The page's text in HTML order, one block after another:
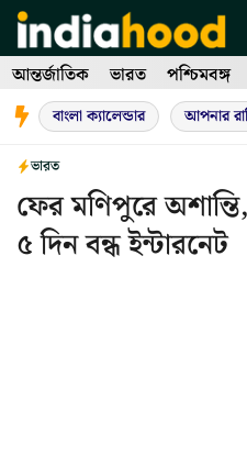
Skip
to
content
আন্তর্জাতিক ভারত পশ্চিমবঙ্গ
বাংলা ক্যালেন্ডার আপনার
ভারত
ফের মণিপুরে
৫ দিন বন্ধ ইন্টারনেট